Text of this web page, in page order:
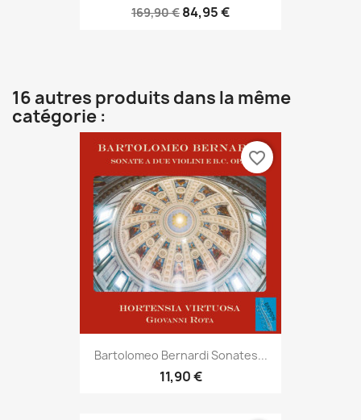
169,90 € 84,95 €
16 autres produits dans la même
catégorie :
Bartolomeo Bernardi Sonates...
11,90 €
favorite_border